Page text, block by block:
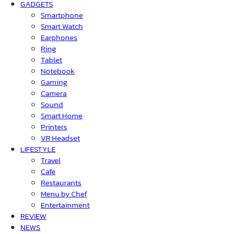
GADGETS
Smartphone
Smart Watch
Earphones
Ring
Tablet
Notebook
Gaming
Camera
Sound
Smart Home
Printers
VR Headset
LIFESTYLE
Travel
Cafe
Restaurants
Menu by Chef
Entertainment
REVIEW
NEWS